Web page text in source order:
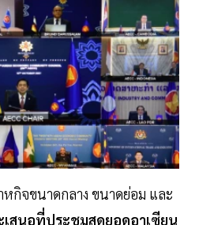
หกิจขนาดกลาง ขนาดย่อม และ
เสนอที่ประชุมสุดยอดอาเซียน